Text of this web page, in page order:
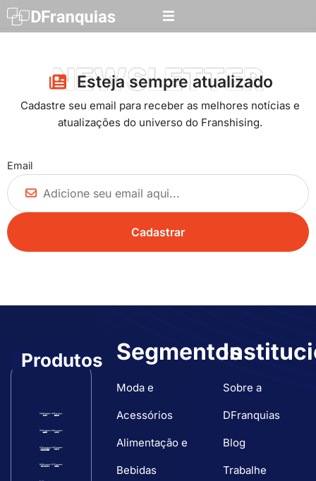
NEWSLETTER
Esteja sempre atualizado​
Cadastre seu email para receber as melhores notícias e
atualizações do universo do Franshising.
Email
Segmentos
Moda e
Acessórios
Alimentação e
Bebidas
Produtos
Sobre a
DFranquias
Blog
Trabalhe